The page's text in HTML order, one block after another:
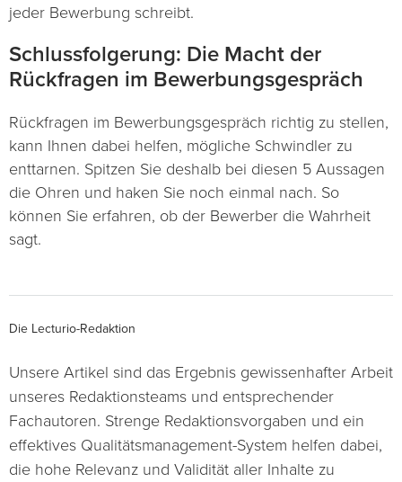
jeder Bewerbung schreibt.
Schlussfolgerung: Die Macht der
Rückfragen im Bewerbungsgespräch
Rückfragen im Bewerbungsgespräch richtig zu stellen,
kann Ihnen dabei helfen, mögliche Schwindler zu
enttarnen. Spitzen Sie deshalb bei diesen 5 Aussagen
die Ohren und haken Sie noch einmal nach. So
können Sie erfahren, ob der Bewerber die Wahrheit
sagt.
Die Lecturio-Redaktion
Unsere Artikel sind das Ergebnis gewissenhafter Arbeit
unseres Redaktionsteams und entsprechender
Fachautoren. Strenge Redaktionsvorgaben und ein
effektives Qualitätsmanagement-System helfen dabei,
die hohe Relevanz und Validität aller Inhalte zu